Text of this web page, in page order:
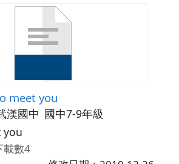
meet you
漢國中 國中7-9年級
you
載數4